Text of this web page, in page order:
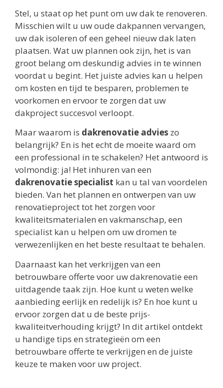
Stel, u staat op het punt om uw dak te renoveren.
Misschien wilt u uw oude dakpannen vervangen,
uw dak isoleren of een geheel nieuw dak laten
plaatsen. Wat uw plannen ook zijn, het is van
groot belang om deskundig advies in te winnen
voordat u begint. Het juiste advies kan u helpen
om kosten en tijd te besparen, problemen te
voorkomen en ervoor te zorgen dat uw
dakproject succesvol verloopt.
Maar waarom is dakrenovatie advies zo
belangrijk? En is het echt de moeite waard om
een professional in te schakelen? Het antwoord is
volmondig: ja! Het inhuren van een
dakrenovatie specialist kan u tal van voordelen
bieden. Van het plannen en ontwerpen van uw
renovatieproject tot het zorgen voor
kwaliteitsmaterialen en vakmanschap, een
specialist kan u helpen om uw dromen te
verwezenlijken en het beste resultaat te behalen.
Daarnaast kan het verkrijgen van een
betrouwbare offerte voor uw dakrenovatie een
uitdagende taak zijn. Hoe kunt u weten welke
aanbieding eerlijk en redelijk is? En hoe kunt u
ervoor zorgen dat u de beste prijs-
kwaliteitverhouding krijgt? In dit artikel ontdekt
u handige tips en strategieën om een
betrouwbare offerte te verkrijgen en de juiste
keuze te maken voor uw project.